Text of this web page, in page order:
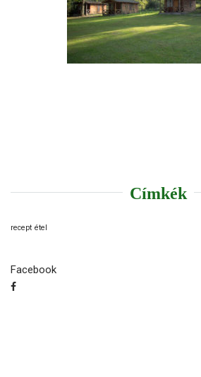
Címkék
recept étel
Facebook